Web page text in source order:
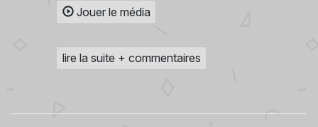
Jouer le média
lire la suite + commentaires